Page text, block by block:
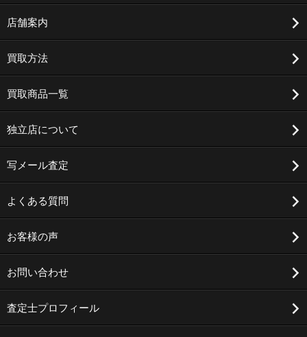
店舗案内
買取方法
買取商品一覧
独立店について
写メール査定
よくある質問
お客様の声
お問い合わせ
査定士プロフィール